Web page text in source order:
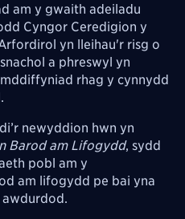
am y gwaith adeiladu
Cyngor Ceredigion y
yn lleihau'r risg o
a phreswyl yn
rhag y cynnydd
newyddion hwn yn
Barod am Lifogydd, sydd
pobl am y
am lifogydd pe bai yna